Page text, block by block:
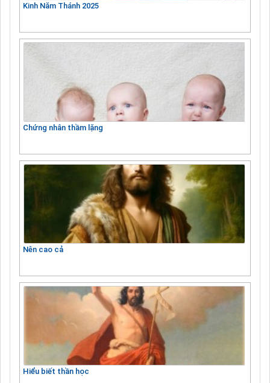
Kinh Năm Thánh 2025
Chứng nhân thầm lặng
Nên cao cả
Hiểu biết thần học